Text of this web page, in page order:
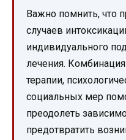
Важно помнить, что
случаев
индивидуального
лечения.
терапии,
социальных мер
преодолеть
предотвратить